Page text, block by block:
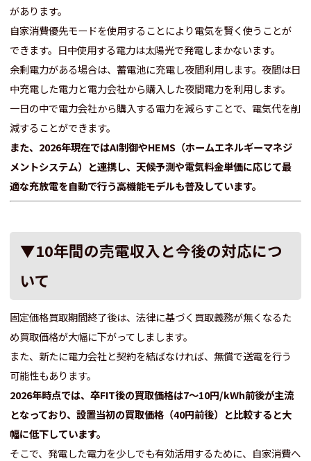
があります。
自家消費優先モードを使用することにより電気を賢く使うことが
できます。日中使用する電力は太陽光で発電しまかないます。
余剰電力がある場合は、蓄電池に充電し夜間利用します。夜間は日
中充電した電力と電力会社から購入した夜間電力を利用します。
一日の中で電力会社から購入する電力を減らすことで、電気代を削
減することができます。
また、2026年現在ではAI制御やHEMS（ホームエネルギーマネジ
メントシステム）と連携し、天候予測や電気料金単価に応じて最
適な充放電を自動で行う高機能モデルも普及しています。
▼10年間の売電収入と今後の対応につ
いて
固定価格買取期間終了後は、法律に基づく買取義務が無くなるた
め買取価格が大幅に下がってしまします。
また、新たに電力会社と契約を結ばなければ、無償で送電を行う
可能性もあります。
2026年時点では、卒FIT後の買取価格は7～10円/kWh前後が主流
となっており、設置当初の買取価格（40円前後）と比較すると大
幅に低下しています。
そこで、発電した電力を少しでも有効活用するために、自家消費へ